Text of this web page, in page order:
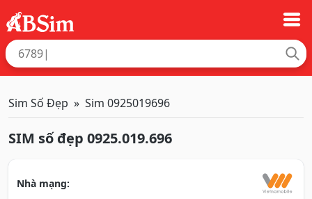
Sim Số Đẹp Sim 0925019696
SIM số đẹp 0925.019.696
Nhà mạng: